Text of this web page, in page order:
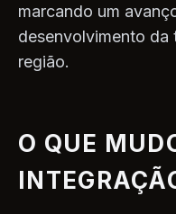
marcando um
desenvolvimento da
região.
O QUE